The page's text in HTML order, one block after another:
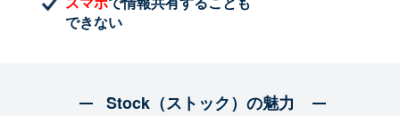
できない
Stock（ストック）の魅力